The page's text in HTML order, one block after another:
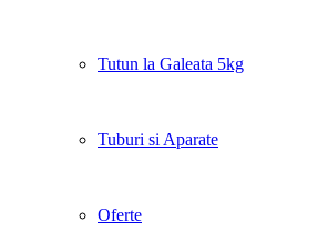
Tutun la Galeata 5kg
Tuburi si Aparate
Oferte